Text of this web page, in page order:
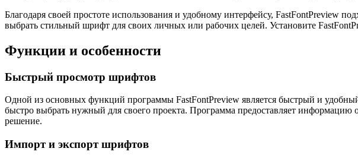
Благодаря своей простоте использования и удобному интерфейсу, FastFontPreview
выбрать стильный шрифт для своих личных или рабочих целей. Установите
Функции и особенности
Быстрый просмотр шрифтов
Одной из основных функций программы FastFontPreview является быстрый и
быстро выбрать нужный для своего проекта. Программа предоставляет
решение.
Импорт и экспорт шрифтов